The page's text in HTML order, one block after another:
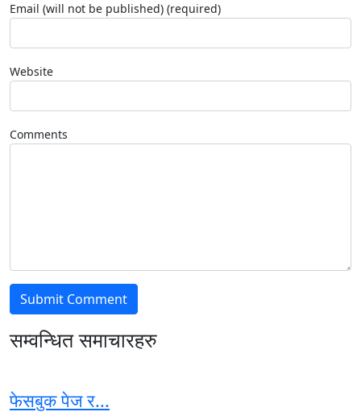
Email (will not be published) (required)
Website
Comments
सम्वन्धित समाचारहरु
फेसबुक पेज र...